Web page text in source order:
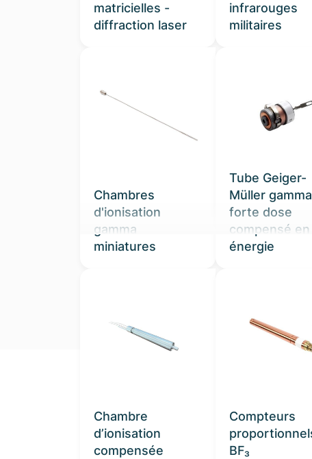
matricielles -
diffraction laser
infrarouges
militaires
Chambres
d'ionisation
gamma
miniatures
Tube Geiger-
Müller
forte dose
compensé en
énergie
Chambre
d’ionisation
compensée
Compteurs
BF₃
Technologies avancées de